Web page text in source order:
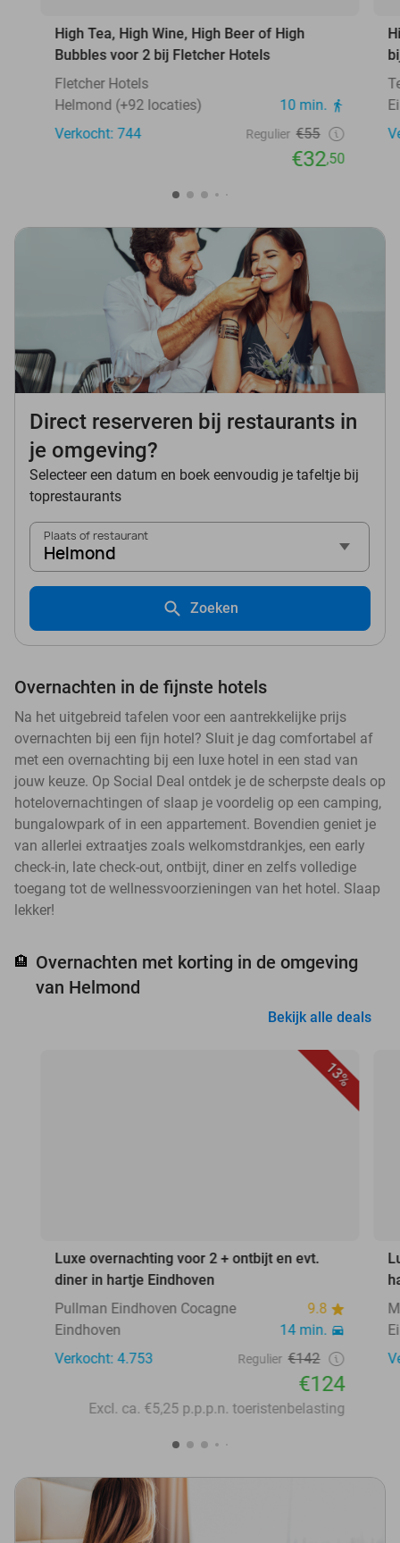
High Tea, High Wine, High Beer of High
Bubbles voor 2 bij Fletcher Hotels
Fletcher Hotels
Helmond (+92 locaties)
10 min.
Verkocht: 744
Regulier €55
€32,50
Direct reserveren bij restaurants in
je omgeving?
Selecteer een datum en boek eenvoudig je tafeltje bij
toprestaurants
Plaats of restaurant
Helmond
Zoeken
Overnachten in de fijnste hotels
Na het uitgebreid tafelen voor een aantrekkelijke prijs
overnachten bij een fijn hotel? Sluit je dag comfortabel af
met een overnachting bij een luxe hotel in een stad van
jouw keuze. Op Social Deal ontdek je de scherpste deals op
hotelovernachtingen of slaap je voordelig op een camping,
bungalowpark of in een appartement. Bovendien geniet je
van allerlei extraatjes zoals welkomstdrankjes, een early
check-in, late check-out, ontbijt, diner en zelfs volledige
toegang tot de wellnessvoorzieningen van het hotel. Slaap
lekker!
🏨 Overnachten met korting in de omgeving
van Helmond
Bekijk alle deals
13%
Luxe overnachting voor 2 + ontbijt en evt.
diner in hartje Eindhoven
Pullman Eindhoven Cocagne
9.8
Eindhoven
14 min.
Verkocht: 4.753
Regulier €142
€124
Excl. ca. €5,25 p.p.p.n. toeristenbelasting